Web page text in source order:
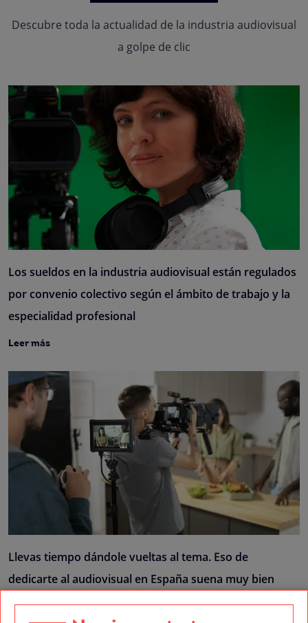
Descubre toda la actualidad de la industria audiovisual
a golpe de clic
Los sueldos en la industria audiovisual están regulados
por convenio colectivo según el ámbito de trabajo y la
especialidad profesional
Leer más
Llevas tiempo dándole vueltas al tema. Eso de
dedicarte al audiovisual en España suena muy bien
sobre el papel, pero